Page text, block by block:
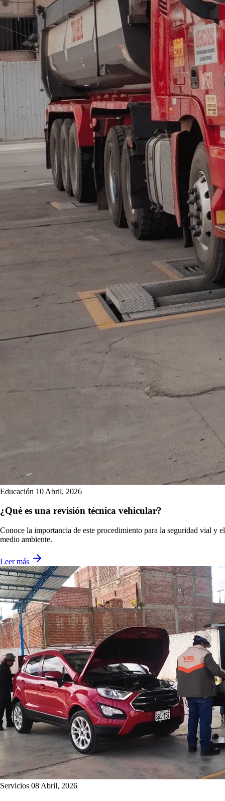
Educación 10 Abril, 2026
¿Qué es una revisión técnica vehicular?
Conoce la importancia de este procedimiento para la seguridad vial y el
medio ambiente.
Leer más
Servicios 08 Abril, 2026